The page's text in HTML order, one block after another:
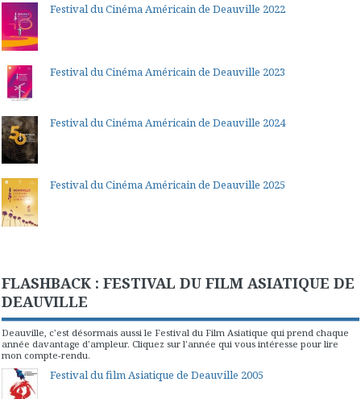
Festival du Cinéma Américain de Deauville 2022
Festival du Cinéma Américain de Deauville 2023
Festival du Cinéma Américain de Deauville 2024
Festival du Cinéma Américain de Deauville 2025
FLASHBACK : FESTIVAL DU FILM ASIATIQUE DE
DEAUVILLE
Deauville, c'est désormais aussi le Festival du Film Asiatique qui prend chaque
année davantage d'ampleur. Cliquez sur l'année qui vous intéresse pour lire
mon compte-rendu.
Festival du film Asiatique de Deauville 2005